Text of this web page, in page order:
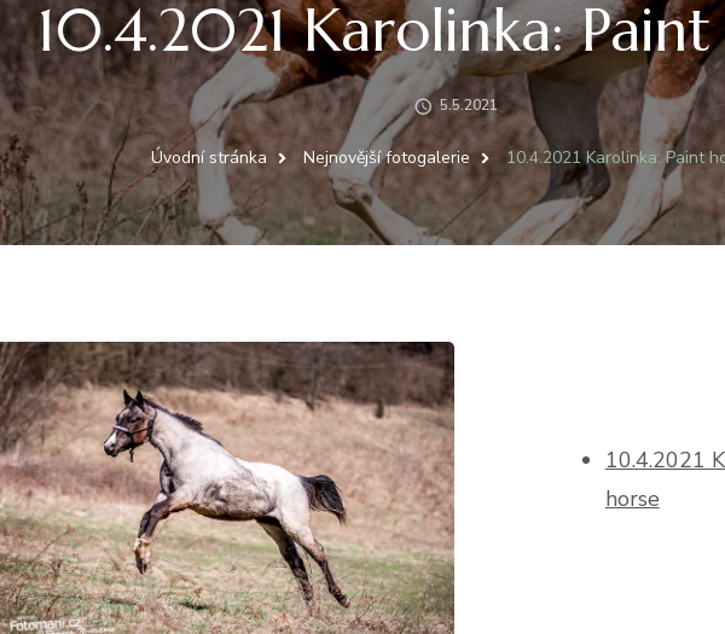
10.4.2021 Karolinka:
5.5.2021
Úvodní stránka Nejnovější fotogalerie 10.4.2021 Karolinka: Paint
10.4.2021
horse